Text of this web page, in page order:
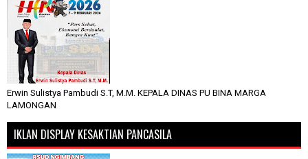
Erwin Sulistya Pambudi S.T, M.M. KEPALA DINAS PU BINA MARGA
LAMONGAN
IKLAN DISPLAY KESAKTIAN PANCASILA